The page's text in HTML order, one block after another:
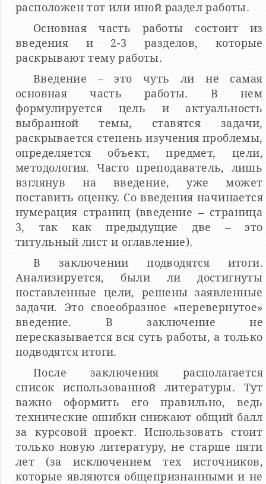
расположен тот или иной раздел работы.
Основная часть работы состоит из
введения и 2-3 разделов, которые
раскрывают тему работы.
Введение – это чуть ли не самая
основная часть работы. В нем
формулируется цель и актуальность
выбранной темы, ставятся задачи,
раскрывается степень изучения проблемы,
определяется объект, предмет, цели,
методология. Часто преподаватель, лишь
взглянув на введение, уже может
поставить оценку. Со введения начинается
нумерация страниц (введение – страница
3, так как предыдущие две – это
титульный лист и оглавление).
В заключении подводятся итоги.
Анализируется, были ли достигнуты
поставленные цели, решены заявленные
задачи. Это своеобразное «перевернутое»
введение. В заключение не
пересказывается вся суть работы, а только
подводятся итоги.
После заключения располагается
список использованной литературы. Тут
важно оформить его правильно, ведь
технические ошибки снижают общий балл
за курсовой проект. Использовать стоит
только новую литературу, не старше пяти
лет (за исключением тех источников,
которые являются общепризнанными и не